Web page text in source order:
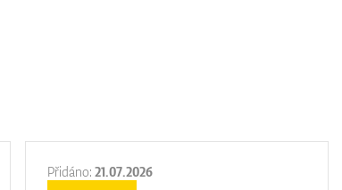
Přidáno:21.07.2026